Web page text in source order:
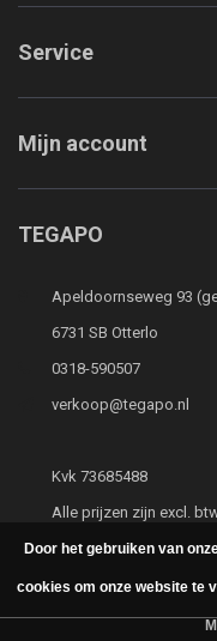
Service
Mijn account
TEGAPO
Apeldoornseweg 93
6731 SB Otterlo
0318-590507
verkoop@tegapo.nl
Kvk 73685488
Alle prijzen zijn excl.
Door het gebruiken van
cookies om onze website te